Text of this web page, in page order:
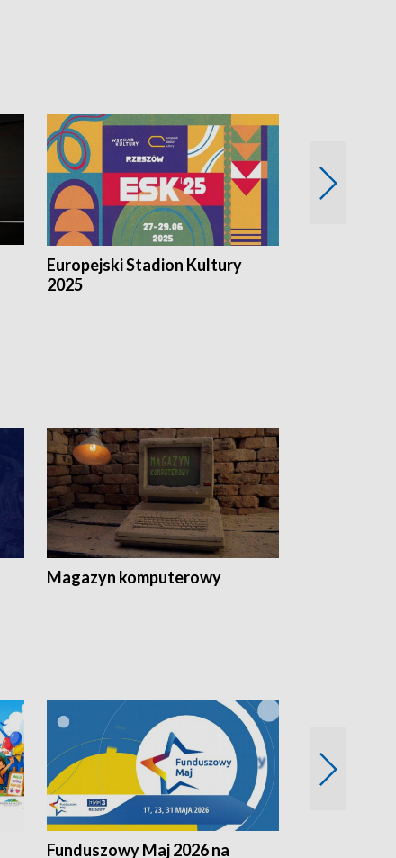
Europejski Stadion Kultury
2025
Magazyn komputerowy
Funduszowy Maj 2026 na